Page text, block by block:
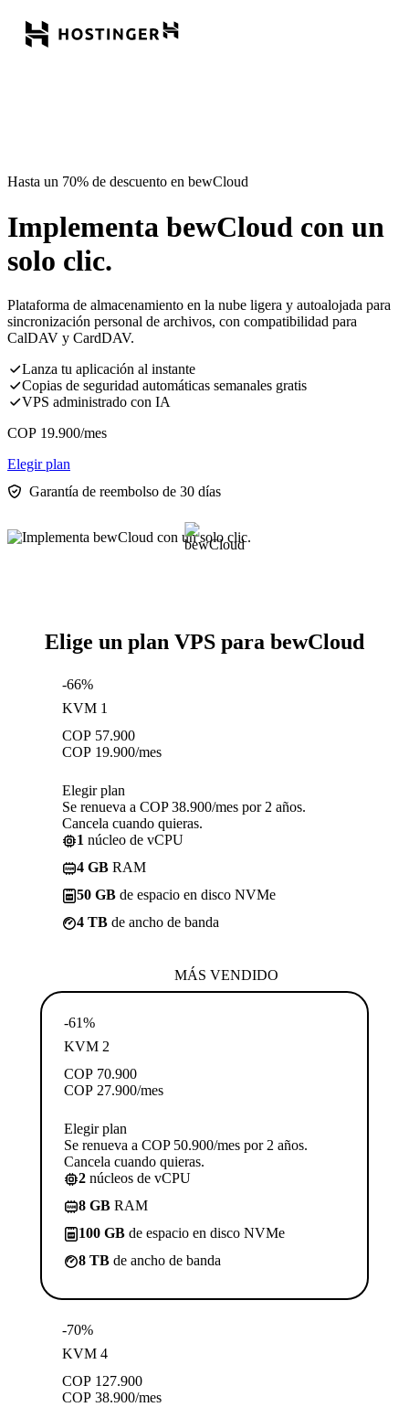
Hasta un 70% de descuento en bewCloud
Implementa bewCloud con un
solo clic.
Plataforma de almacenamiento en la nube ligera y autoalojada para
sincronización personal de archivos, con compatibilidad para
CalDAV y CardDAV.
Lanza tu aplicación al instante
Copias de seguridad automáticas semanales gratis
VPS administrado con IA
COP 19.900/mes
Elegir plan
Garantía de reembolso de 30 días
Elige un plan VPS para bewCloud
-66%
KVM 1
COP 57.900
COP 19.900/mes
Elegir plan
Se renueva a COP 38.900/mes por 2 años.
Cancela cuando quieras.
1 núcleo de vCPU
4 GB RAM
50 GB de espacio en disco NVMe
4 TB de ancho de banda
MÁS VENDIDO
-61%
KVM 2
COP 70.900
COP 27.900/mes
Elegir plan
Se renueva a COP 50.900/mes por 2 años.
Cancela cuando quieras.
2 núcleos de vCPU
8 GB RAM
100 GB de espacio en disco NVMe
8 TB de ancho de banda
-70%
KVM 4
COP 127.900
COP 38.900/mes